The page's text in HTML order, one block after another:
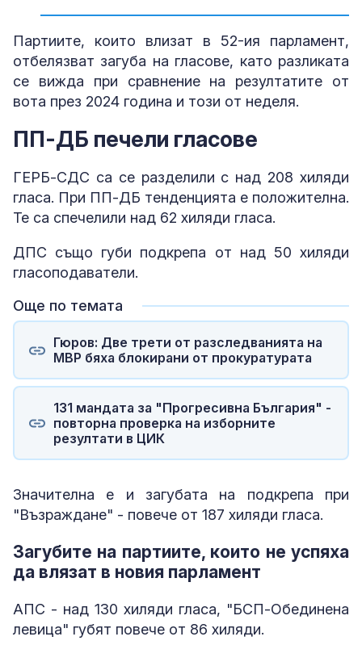
Партиите, които влизат в 52-ия парламент,
отбелязват загуба на гласове, като разликата
се вижда при сравнение на резултатите от
вота през 2024 година и този от неделя.
ПП-ДБ печели гласове
ГЕРБ-СДС са се разделили с над 208 хиляди
гласа. При ПП-ДБ тенденцията е положителна.
Те са спечелили над 62 хиляди гласа.
ДПС също губи подкрепа от над 50 хиляди
гласоподаватели.
Още по темата
Гюров: Две трети от разследванията на
МВР бяха блокирани от прокуратурата
131 мандата за "Прогресивна България" -
повторна проверка на изборните
резултати в ЦИК
Значителна е и загубата на подкрепа при
"Възраждане" - повече от 187 хиляди гласа.
Загубите на партиите, които не успяха
да влязат в новия парламент
АПС - над 130 хиляди гласа, "БСП-Обединена
левица" губят повече от 86 хиляди.